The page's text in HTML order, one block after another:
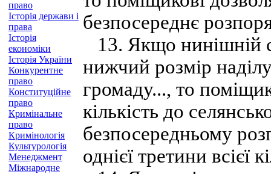
право
Історія держави і
права
Історія
економіки
Історія України
Конкурентне
право
Конституційне
право
Кримінальне
право
Кримінологія
Культурологія
Менеджмент
Міжнародне
безпосереднє
13. Якщо нинішній
нижчий розмір
громаду..., то
кількість до
безпосередньому
однієї третини всієї